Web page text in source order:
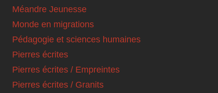
Méandre Jeunesse
Monde en migrations
Pédagogie et sciences humaines
Pierres écrites
Pierres écrites / Empreintes
Pierres écrites / Granits